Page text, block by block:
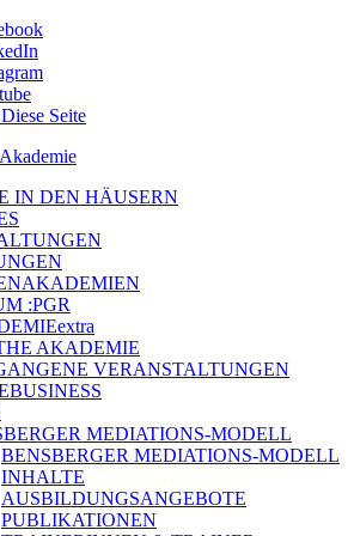
Seite
IN DEN HÄUSERN
:PGR
AKADEMIE
VERANSTALTUNGEN
MEDIATIONS-MODELL
BENSBERGER MEDIATIONS-MODELL
INHALTE
AUSBILDUNGSANGEBOTE
PUBLIKATIONEN